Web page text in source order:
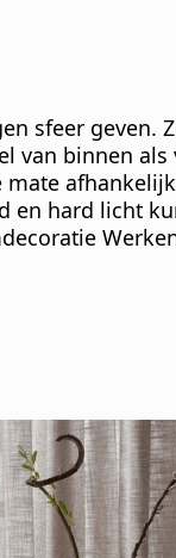
sfeer geven.
van binnen als
mate
en hard licht